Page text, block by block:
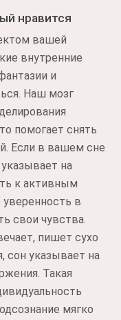
нравится
вашей
внутренние
и
Наш мозг
помогает снять
Если в вашем сне
на
к активным
в
свои чувства.
пишет сухо
сон указывает на
Такая
мягко